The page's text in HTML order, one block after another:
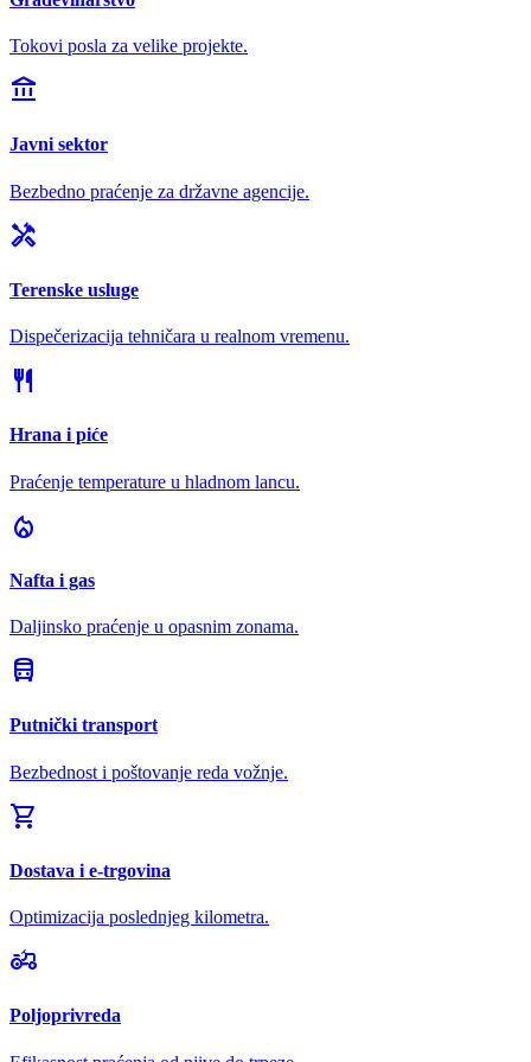
Tokovi posla za velike projekte.
account_balance
Javni sektor
Bezbedno praćenje za državne agencije.
handyman
Terenske usluge
Dispečerizacija tehničara u realnom vremenu.
restaurant
Hrana i piće
Praćenje temperature u hladnom lancu.
local_fire_department
Nafta i gas
Daljinsko praćenje u opasnim zonama.
directions_bus
Putnički transport
Bezbednost i poštovanje reda vožnje.
shopping_cart
Dostava i e-trgovina
Optimizacija poslednjeg kilometra.
agriculture
Poljoprivreda